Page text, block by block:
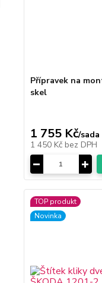
Přípravek na
skel
1 755 Kč/sada
1 450 Kč bez DPH
TOP produkt
Novinka